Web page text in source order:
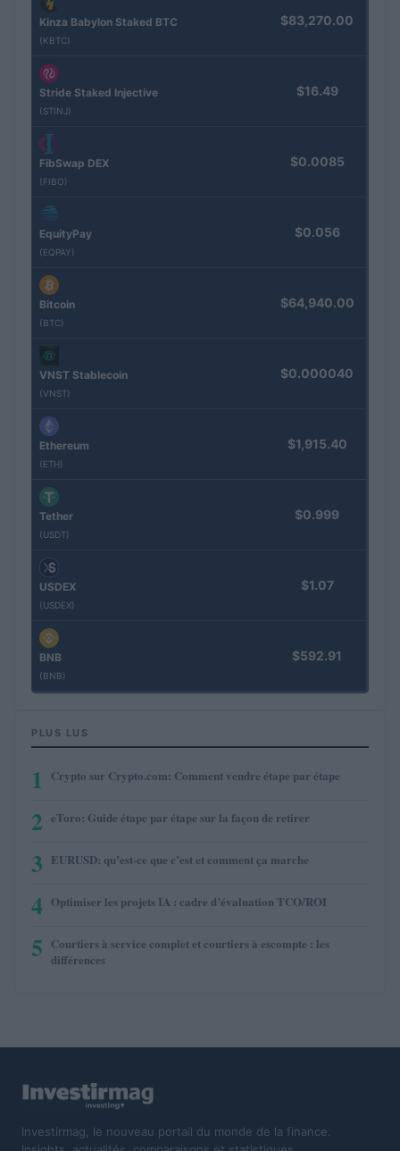
Kinza Babylon Staked BTC
(KBTC)
$83,270.00
Stride Staked Injective
(STINJ)
$16.49
FibSwap DEX
(FIBO)
$0.0085
EquityPay
(EQPAY)
$0.056
Bitcoin
(BTC)
$64,940.00
VNST Stablecoin
(VNST)
$0.000040
Ethereum
(ETH)
$1,915.40
Tether
(USDT)
$0.999
USDEX
(USDEX)
$1.07
BNB
(BNB)
$592.91
PLUS LUS
1 Crypto sur Crypto.com: Comment vendre étape par étape
2 eToro: Guide étape par étape sur la façon de retirer
3 EURUSD: qu’est-ce que c’est et comment ça marche
4 Optimiser les projets IA : cadre d’évaluation TCO/ROI
5 Courtiers à service complet et courtiers à escompte : les
différences
Investirmag, le nouveau portail du monde de la finance.